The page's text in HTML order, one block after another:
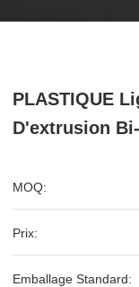
PLASTIQUE
D'extrusion
MOQ:
Prix:
Emballage Standard: